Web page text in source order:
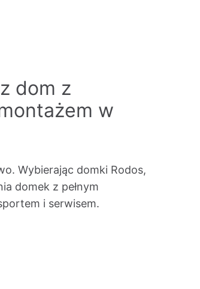
dom z
w
Wybierając domki Rodos,
domek z pełnym
i serwisem.